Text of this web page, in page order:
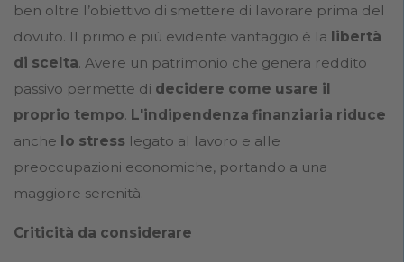
ben oltre l’obiettivo di smettere di lavorare prima del
dovuto. Il primo e più evidente vantaggio è la libertà
di scelta. Avere un patrimonio che genera reddito
passivo permette di decidere come usare il
proprio tempo. L'indipendenza finanziaria riduce
anche lo stress legato al lavoro e alle
preoccupazioni economiche, portando a una
maggiore serenità.
Criticità da considerare